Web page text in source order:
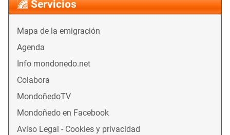
Servicios
Mapa de la emigración
Agenda
Info mondonedo.net
Colabora
MondoñedoTV
Mondoñedo en Facebook
Aviso Legal - Cookies y privacidad